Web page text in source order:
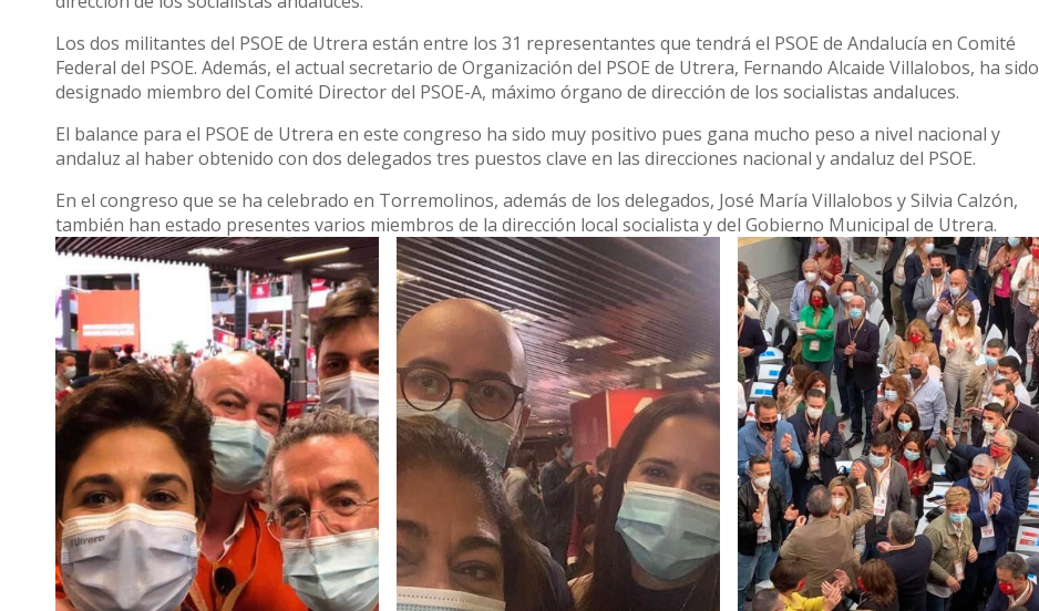
Los dos militantes del PSOE de Utrera están entre los 31 representantes que tendrá el PSOE de Andalucía en Comité
Federal del PSOE. Además, el actual secretario de Organización del PSOE de Utrera, Fernando Alcaide Villalobos, ha sido
designado miembro del Comité Director del PSOE-A, máximo órgano de dirección de los socialistas andaluces.
El balance para el PSOE de Utrera en este congreso ha sido muy positivo pues gana mucho peso a nivel nacional y
andaluz al haber obtenido con dos delegados tres puestos clave en las direcciones nacional y andaluz del PSOE.
En el congreso que se ha celebrado en Torremolinos, además de los delegados, José María Villalobos y Silvia Calzón,
también han estado presentes varios miembros de la dirección local socialista y del Gobierno Municipal de Utrera.